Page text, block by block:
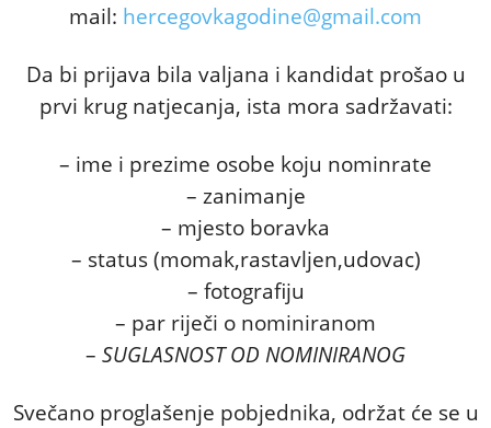
mail: hercegovkagodine@gmail.com
Da bi prijava bila valjana i kandidat prošao u
prvi krug natjecanja, ista mora sadržavati:
– ime i prezime osobe koju nominrate
– zanimanje
– mjesto boravka
– status (momak,rastavljen,udovac)
– fotografiju
– par riječi o nominiranom
– SUGLASNOST OD NOMINIRANOG
Svečano proglašenje pobjednika, održat će se u